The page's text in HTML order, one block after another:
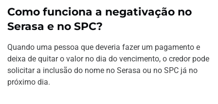
Como funciona a negativação no
Serasa e no SPC?
Quando uma pessoa que deveria fazer um pagamento e
deixa de quitar o valor no dia do vencimento, o credor pode
solicitar a inclusão do nome no Serasa ou no SPC já no
próximo dia.